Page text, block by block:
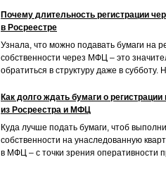
Почему длительность регистрации
в Росреестре
Узнала, что можно подавать бумаги на
собственности через МФЦ – это
обратиться в структуру даже в субботу.
Как долго ждать бумаги о
из Росреестра и МФЦ
Куда лучше подать бумаги, чтоб
собственности на унаследованную
в МФЦ – с точки зрения оперативности